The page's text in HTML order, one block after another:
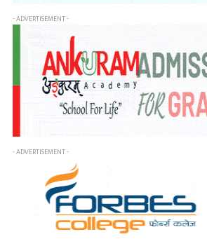
- ADVERTISEMENT -
- ADVERTISEMENT -